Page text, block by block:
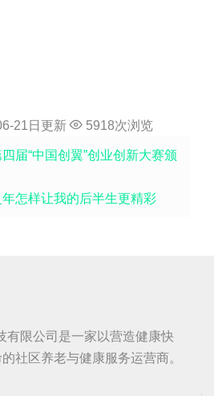
21日更新 5918次浏览
届“中国创翼”创业创新大赛颁
怎样让我的后半生更精彩
有限公司是一家以营造健康快
社区养老与健康服务运营商。